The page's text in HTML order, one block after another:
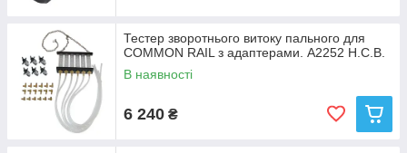
Тестер зворотнього витоку пального для
COMMON RAIL з адаптерами. A2252 H.C.B.
В наявності
6 240 ₴